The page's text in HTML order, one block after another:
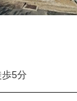
歩5分